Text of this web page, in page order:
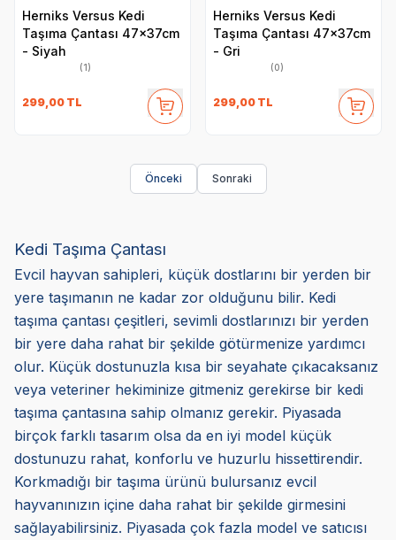
Herniks Versus Kedi
Taşıma Çantası 47x37cm
- Siyah
(1)
299,00 TL
Herniks Versus Kedi
Taşıma Çantası 47x37cm
- Gri
(0)
299,00 TL
Önceki Sonraki
Kedi Taşıma Çantası
Evcil hayvan sahipleri, küçük dostlarını bir yerden bir
yere taşımanın ne kadar zor olduğunu bilir. Kedi
taşıma çantası çeşitleri, sevimli dostlarınızı bir yerden
bir yere daha rahat bir şekilde götürmenize yardımcı
olur. Küçük dostunuzla kısa bir seyahate çıkacaksanız
veya veteriner hekiminize gitmeniz gerekirse bir kedi
taşıma çantasına sahip olmanız gerekir. Piyasada
birçok farklı tasarım olsa da en iyi model küçük
dostunuzu rahat, konforlu ve huzurlu hissettirendir.
Korkmadığı bir taşıma ürünü bulursanız evcil
hayvanınızın içine daha rahat bir şekilde girmesini
sağlayabilirsiniz. Piyasada çok fazla model ve satıcısı